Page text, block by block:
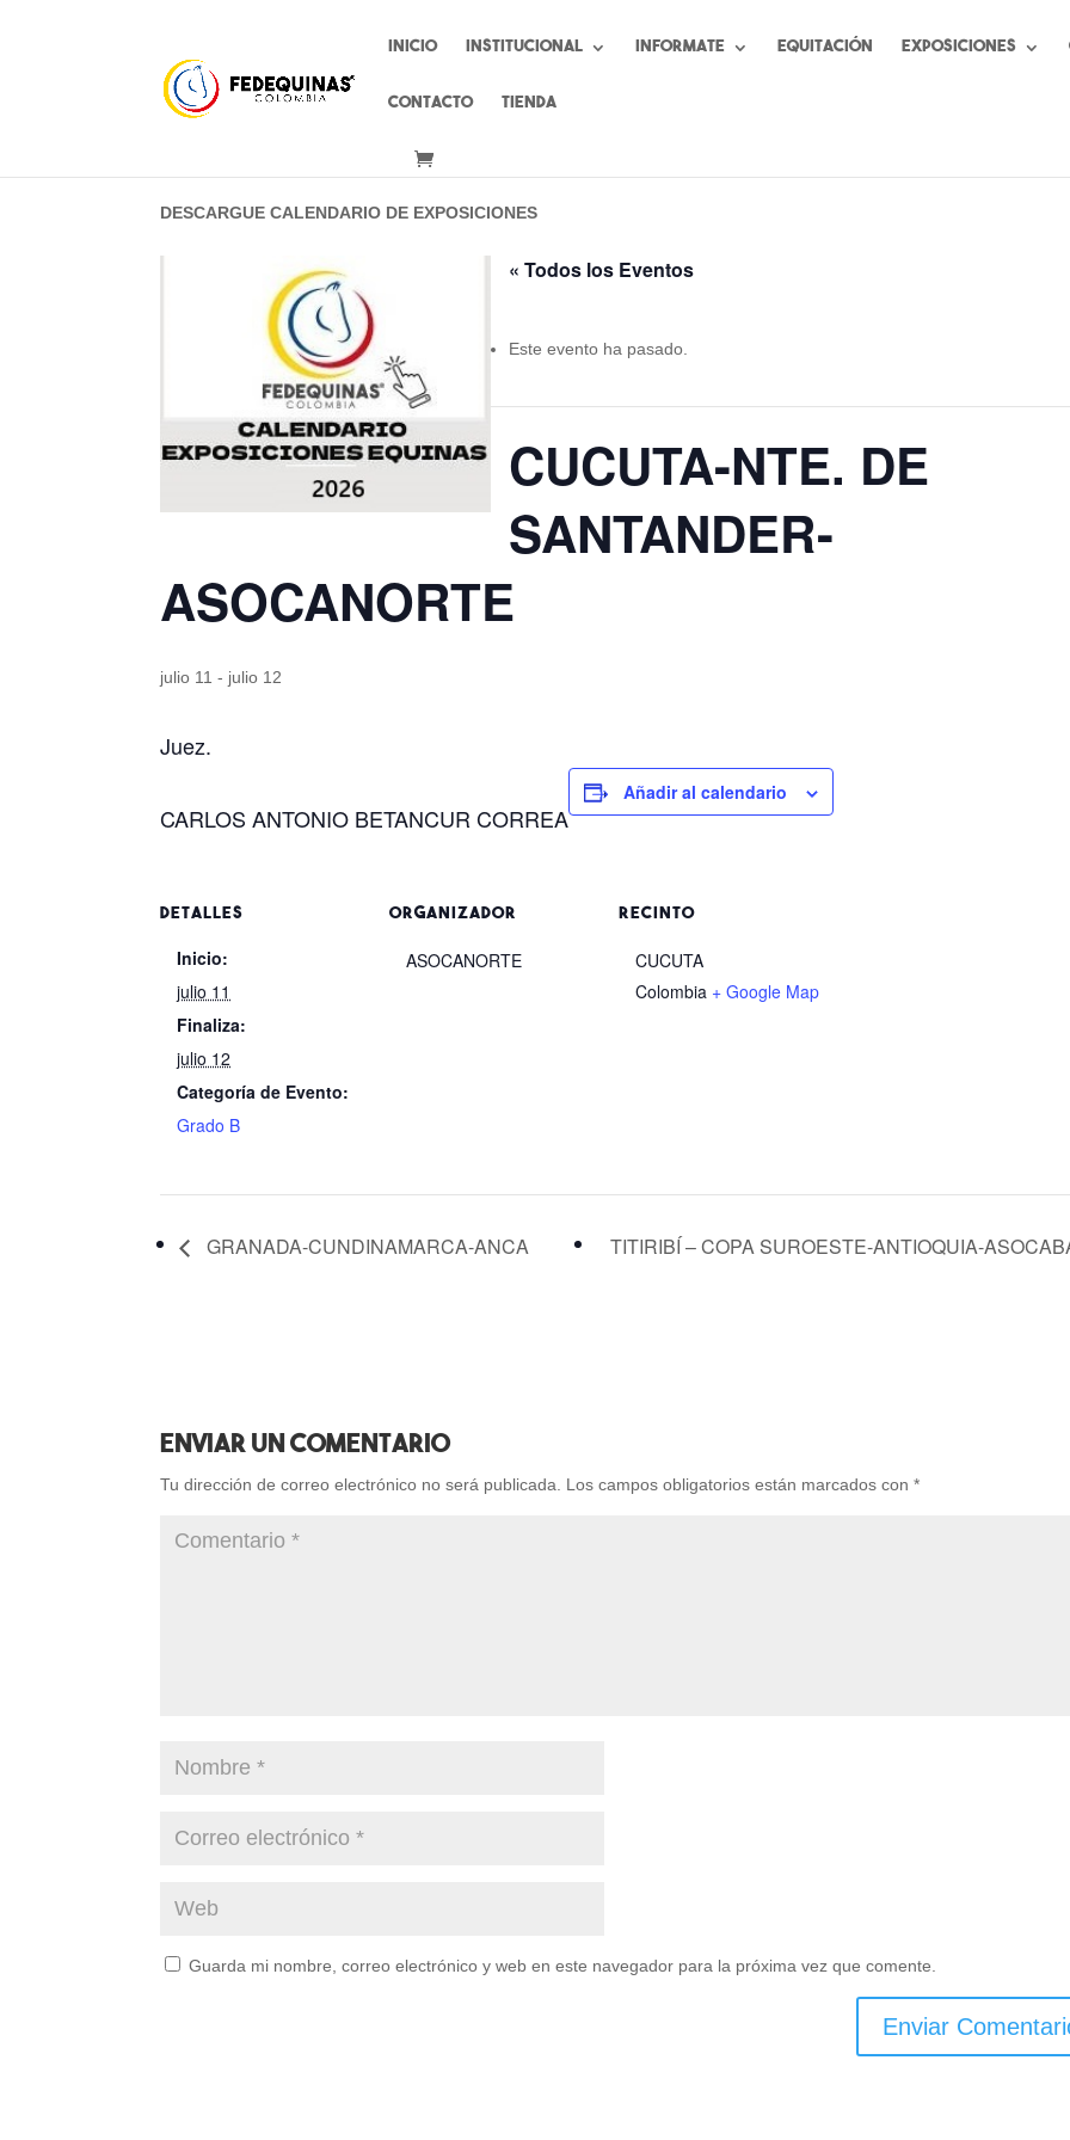
Inicio Institucional Informate Equitación Exposiciones
Contacto Tienda
DESCARGUE CALENDARIO DE EXPOSICIONES
« Todos los Eventos
Este evento ha pasado.
CUCUTA-NTE. DE
SANTANDER-
ASOCANORTE
julio 11 - julio 12
Juez.
CARLOS ANTONIO BETANCUR CORREA
Añadir al calendario
DETALLES
Inicio:
julio 11
Finaliza:
julio 12
Categoría de Evento:
Grado B
ORGANIZADOR
ASOCANORTE
RECINTO
CUCUTA
Colombia + Google Map
GRANADA-CUNDINAMARCA-ANCA TITIRIBÍ – COPA SUROESTE-ANTIOQUIA-
Enviar Un Comentario
Tu dirección de correo electrónico no será publicada. Los campos obligatorios están marcados con*
Guarda mi nombre, correo electrónico y web en este navegador para la próxima vez que comente.